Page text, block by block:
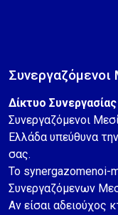
Συνεργαζόμενοι
Δίκτυο
Συνεργαζόμενοι
Ελλάδα υπεύθυνα
σας.
Το synergazomenoi-
Συνεργαζόμενων
Αν είσαι αδειούχος